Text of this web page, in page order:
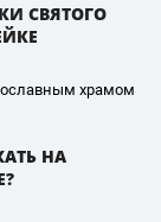
СВЯТОГО
храмом
НА